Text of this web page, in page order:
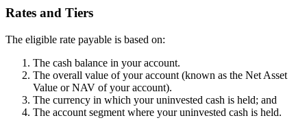
Rates and Tiers
The eligible rate payable is based on:
The cash balance in your account.
The overall value of your account (known as the Net Asset
Value or NAV of your account).
The currency in which your uninvested cash is held; and
The account segment where your uninvested cash is held.